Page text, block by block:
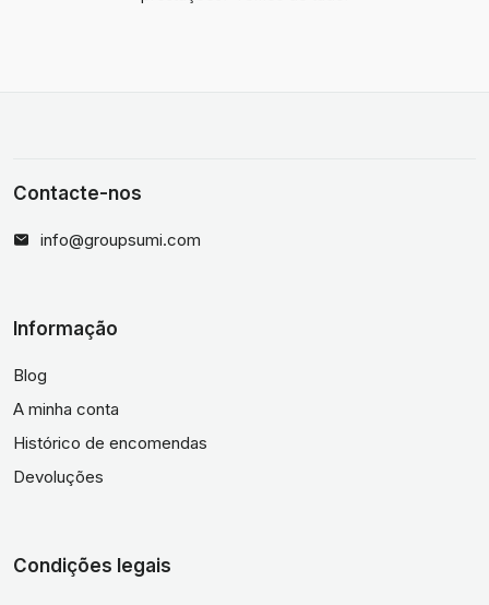
Contacte-nos
info@groupsumi.com
Informação
Blog
A minha conta
Histórico de encomendas
Devoluções
Condições legais